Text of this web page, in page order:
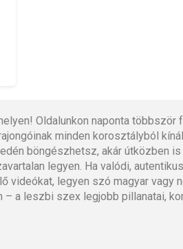
Oldalunkon naponta
minden korosztályból
böngészhetsz, akár útközben
legyen. Ha valódi,
legyen szó magyar vagy
a leszbi szex legjobb pillanatai,